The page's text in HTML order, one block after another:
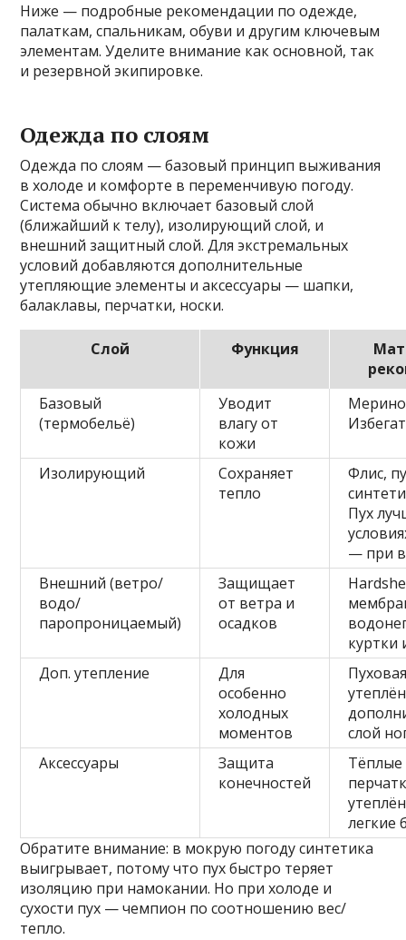
Ниже — подробные рекомендации по одежде,
палаткам, спальникам, обуви и другим ключевым
элементам. Уделите внимание как основной, так
и резервной экипировке.
Одежда по слоям
Одежда по слоям — базовый принцип выживания
в холоде и комфорте в переменчивую погоду.
Система обычно включает базовый слой
(ближайший к телу), изолирующий слой, и
внешний защитный слой. Для экстремальных
условий добавляются дополнительные
утепляющие элементы и аксессуары — шапки,
балаклавы, перчатки, носки.
Слой Функция
Базовый
(термобельё)
Уводит
влагу от
кожи
Изолирующий
Сохраняет
тепло
Флис,
Пух
— при
Внешний (ветро/
водо/
паропроницаемый)
Защищает
от ветра и
осадков
куртки
Доп. утепление
Для
особенно
холодных
моментов
слой
Аксессуары
Защита
конечностей
легкие
Обратите внимание: в мокрую погоду синтетика
выигрывает, потому что пух быстро теряет
изоляцию при намокании. Но при холоде и
сухости пух — чемпион по соотношению вес/
тепло.